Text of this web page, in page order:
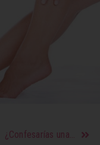
¿Confesarías una infidelidad?